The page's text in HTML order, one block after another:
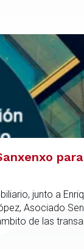
junto a
Asociado
de las